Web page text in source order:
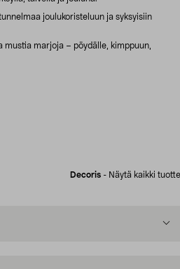
joulukoristeluun ja syksyisiin
mustia marjoja – pöydälle, kimppuun,
Decoris - Näytä kaikki